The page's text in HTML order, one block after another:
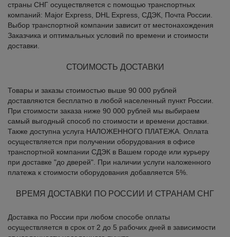
страны СНГ осуществляется с помощью транспортных
компаний: Major Express, DHL Express, CДЭК, Почта России.
Выбор транспортной компании зависит от местонахождения
Заказчика и оптимальных условий по времени и стоимости
доставки.
СТОИМОСТЬ ДОСТАВКИ
Товары и заказы стоимостью выше 90 000 рублей
доставляются бесплатно в любой населенный пункт России.
При стоимости заказа ниже 90 000 рублей мы выбираем
самый выгодный способ по стоимости и времени доставки.
Также доступна услуга НАЛОЖЕННОГО ПЛАТЕЖА. Оплата
осуществляется при получении оборудования в офисе
транспортной компании СДЭК в Вашем городе или курьеру
при доставке "до дверей". При наличии услуги наложенного
платежа к стоимости оборудования добавляется 5%.
ВРЕМЯ ДОСТАВКИ ПО РОССИИ И СТРАНАМ СНГ
Доставка по России при любом способе оплаты
осуществляется в срок от 2 до 5 рабочих дней в зависимости